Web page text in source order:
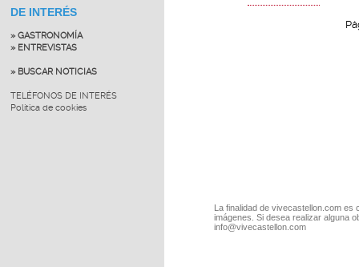
DE INTERÉS
» GASTRONOMÍA
» ENTREVISTAS
» BUSCAR NOTICIAS
TELÉFONOS DE INTERÉS
Política de cookies
La finalidad de vivecastellon.com
imágenes. Si desea realizar alguna
info@vivecastellon.com